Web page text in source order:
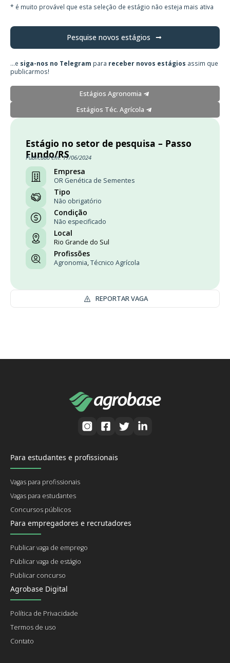
* é muito provável que esta seleção de estágio não esteja mais ativa
Pesquise novos estágios
...e siga-nos no Telegram para receber novos estágios assim que
publicarmos!
Estágios Agronomia
Estágios Téc. Agrícola
Estágio no setor de pesquisa – Passo
Fundo/RS
Publicado em: 17/06/2024
Empresa
OR Genética de Sementes
Tipo
Não obrigatório
Condição
Não especificado
Local
Rio Grande do Sul
Profissões
Agronomia,Técnico Agrícola
REPORTAR VAGA
Para estudantes e profissionais
Vagas para profissionais
Vagas para estudantes
Concursos públicos
Para empregadores e recrutadores
Publicar vaga de emprego
Publicar vaga de estágio
Publicar concurso
Agrobase Digital
Política de Privacidade
Termos de uso
Contato